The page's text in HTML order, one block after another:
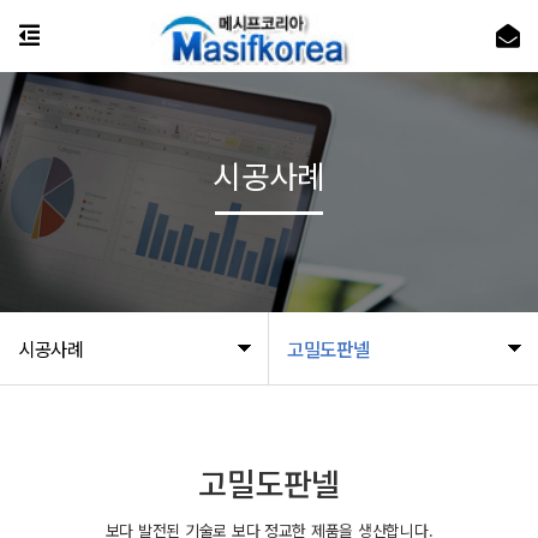
시공사례 고밀도판넬
시공사례
고밀도판넬
보다 발전된 기술로 보다 정교한 제품을 생산합니다.